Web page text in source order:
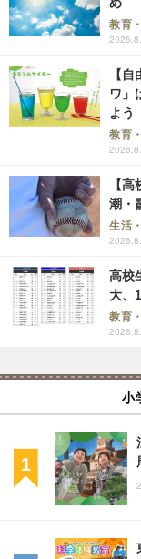
教育
【
ワ」
よう
教育
【
潮・
生活
高校
大、
教育
小